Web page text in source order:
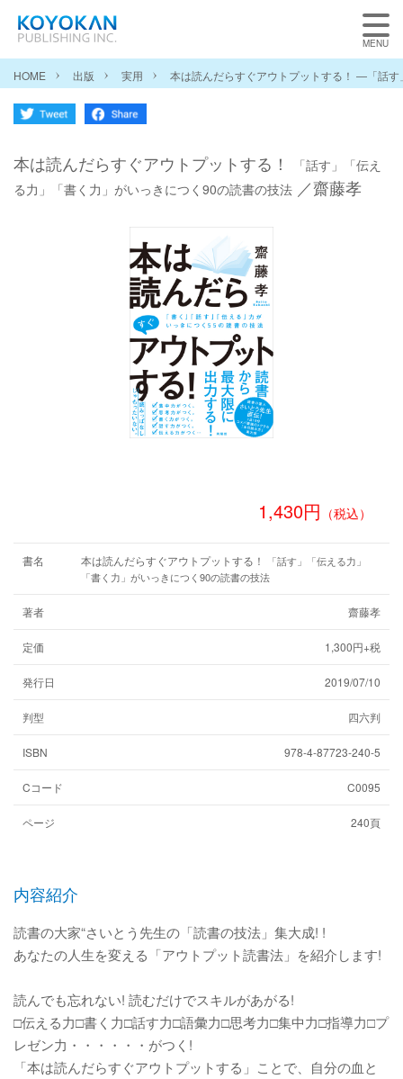
HOME 出版 実用 本は読んだらすぐアウトプットする！ ―「話
本は読んだらすぐアウトプットする！
「話す」「伝え
る力」「書く力」がいっきにつく90の読書の技法 ／齋藤孝
1,430円 （税込）
書名 本は読んだらすぐアウトプットする！
「話す」「伝える力」
「書く力」がいっきにつく90の読書の技法
著者 齋藤孝
定価 1,300円+税
発行日 2019/07/10
判型 四六判
ISBN 978-4-87723-240-5
Cコード C0095
ページ 240頁
内容紹介
読書の大家“さいとう先生の「読書の技法」集大成! !
あなたの人生を変える「アウトプット読書法」を紹介します!
読んでも忘れない! 読むだけでスキルがあがる!
□伝える力□書く力□話す力□語彙力□思考力□集中力□指導力□プ
レゼン力・・・・・・がつく!
「本は読んだらすぐアウトプットする」ことで、自分の血と